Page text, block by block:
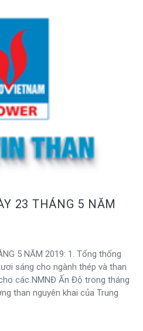
23 THÁNG 5 NĂM
5 NĂM 2019: 1. Tổng thống
sáng cho ngành thép và than
các NMNĐ Ấn Độ trong tháng
than nguyên khai của Trung